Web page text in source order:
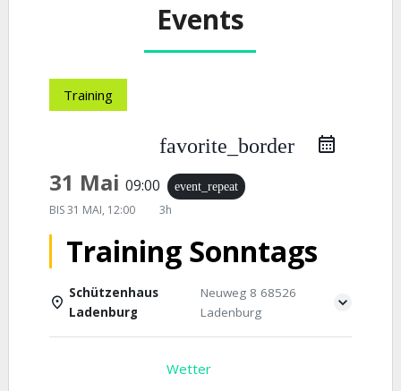
Events
Training
favorite_border
31 Mai 09:00 event_repeat
BIS31 MAI, 12:00 3h
Training Sonntags
Schützenhaus
Ladenburg
Neuweg 8 68526
Ladenburg
Wetter